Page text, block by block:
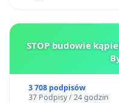
STOP budowie
3 708 podpisów
37 Podpisy / 24 godzin